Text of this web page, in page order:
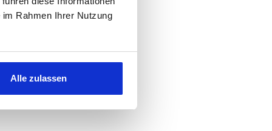
Rahmen Ihrer Nutzung
Alle zulassen